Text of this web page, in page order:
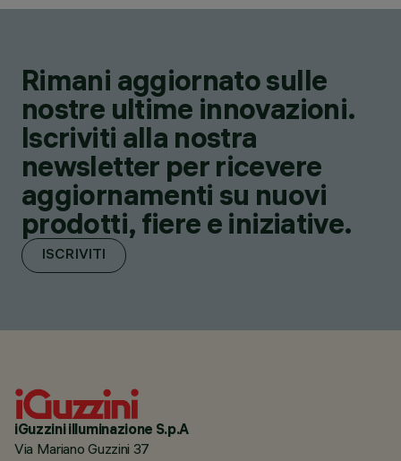
Rimani aggiornato sulle
nostre ultime innovazioni.
Iscriviti alla nostra
newsletter per ricevere
aggiornamenti su nuovi
prodotti, fiere e iniziative.
ISCRIVITI
iGuzzini illuminazione S.p.A
Via Mariano Guzzini 37